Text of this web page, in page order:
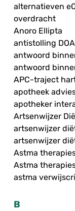
alternatieven
overdracht
Anoro Ellipta
antistolling
antwoord
antwoord
APC-traject
apotheek
apotheker
Artsenwijzer
artsenwijzer
artsenwijzer
Astma
Astma
astma
B